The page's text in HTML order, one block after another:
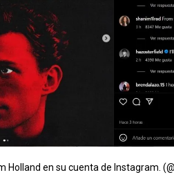
Holland en su cuenta de Instagram.